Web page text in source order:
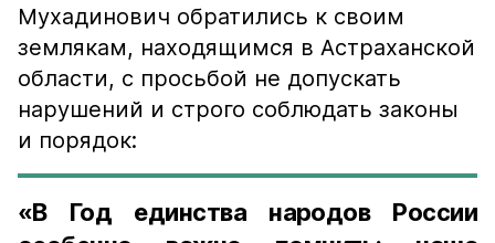
Мухадинович обратились к своим
землякам, находящимся в Астраханской
области, с просьбой не допускать
нарушений и строго соблюдать законы
и порядок:
«В Год единства народов России